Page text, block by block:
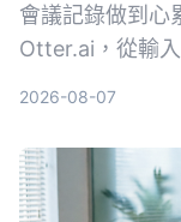
會議記錄做到心
Otter.ai，從輸
2026-08-07